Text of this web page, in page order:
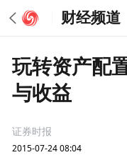
财经频道
玩转资产配
与收益
证券时报
2015-07-24 08:04